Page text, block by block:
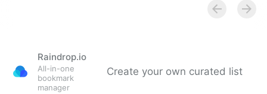
Raindrop.io
All-in-one
bookmark
manager
Create your own curated list